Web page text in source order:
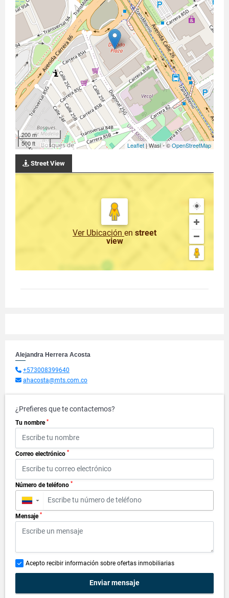
200 m
500 ft
Leaflet| Wasi - ©OpenStreetMap
Street View
Ver Ubicación en street
view
Alejandra Herrera Acosta
+573008399640
ahacosta@mts.com.co
¿Prefieres que te contactemos?
Tu nombre *
Correo electrónico *
Número de teléfono *
▼
Mensaje *
Acepto recibir información sobre ofertas inmobiliarias
Enviar mensaje